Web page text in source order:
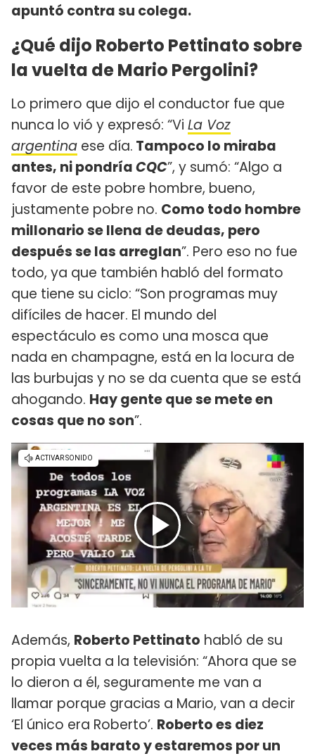
apuntó contra su colega.
¿Qué dijo Roberto Pettinato sobre
la vuelta de Mario Pergolini?
Lo primero que dijo el conductor fue que
nunca lo vió y expresó: “Vi La Voz
argentina ese día. Tampoco lo miraba
antes, ni pondríaCQC”, y sumó: “Algo a
favor de este pobre hombre, bueno,
justamente pobre no. Como todo hombre
millonario se llena de deudas, pero
después se las arreglan”. Pero eso no fue
todo, ya que también habló del formato
que tiene su ciclo: “Son programas muy
difíciles de hacer. El mundo del
espectáculo es como una mosca que
nada en champagne, está en la locura de
las burbujas y no se da cuenta que se está
ahogando. Hay gente que se mete en
cosas que no son”.
Además, Roberto Pettinato habló de su
propia vuelta a la televisión: “Ahora que se
lo dieron a él, seguramente me van a
llamar porque gracias a Mario, van a decir
‘El único era Roberto’. Roberto es diez
veces más barato y estaremos por un